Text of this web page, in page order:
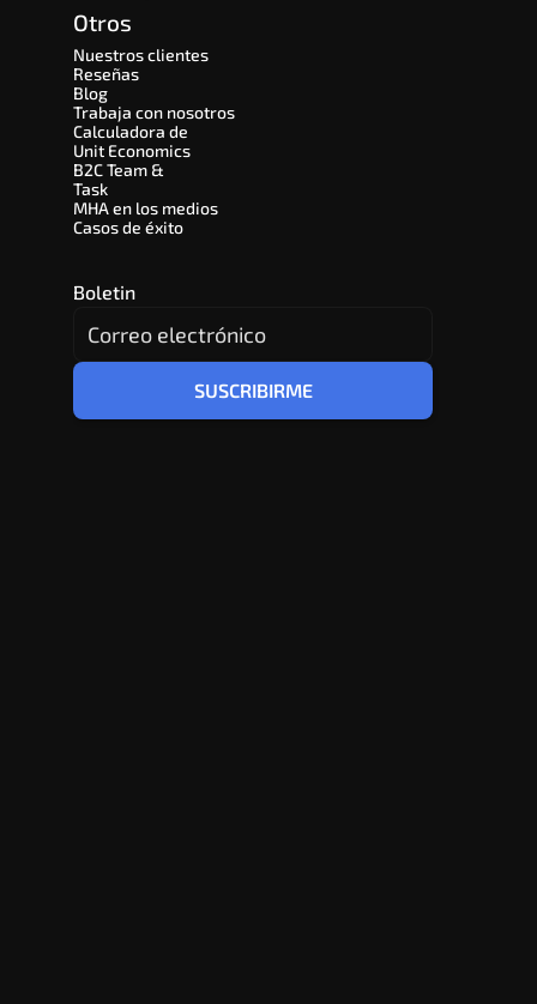
Otros
Nuestros clientes
Reseñas
Blog
Trabaja con nosotros
Calculadora de
Unit Economics
B2C Team &
Task
MHA en los medios
Casos de éxito
Boletin